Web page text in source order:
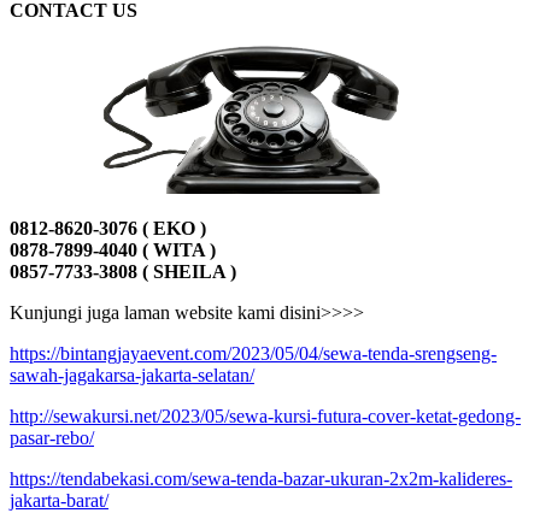
CONTACT US
0812-8620-3076 ( EKO )
0878-7899-4040 ( WITA )
0857-7733-3808 ( SHEILA )
Kunjungi juga laman website kami disini>>>>
https://bintangjayaevent.com/2023/05/04/sewa-tenda-srengseng-
sawah-jagakarsa-jakarta-selatan/
http://sewakursi.net/2023/05/sewa-kursi-futura-cover-ketat-gedong-
pasar-rebo/
https://tendabekasi.com/sewa-tenda-bazar-ukuran-2x2m-kalideres-
jakarta-barat/